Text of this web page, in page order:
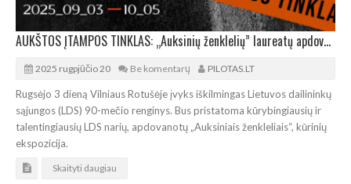
AUKŠTOS ĮTAMPOS TINKLAS: „Auksinių ženklelių” laureatų apdovanojimas ir paroda Vilniaus rotušėje
2025 rugpjūčio 20 Be komentarų PILOTAS.LT
Rugsėjo 3 dieną Vilniaus Rotušėje įvyks iškilmingas Lietuvos dailininkų
sąjungos (LDS) 90-mečio renginys. Bus pristatoma kūrybingiausių ir
talentingiausių LDS narių, apdovanotų „Auksiniais ženkleliais“, kūrinių
ekspozicija.
Skaityti daugiau